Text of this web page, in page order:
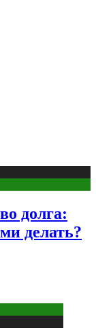
долга:
делать?